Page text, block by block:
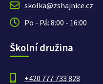
skolka@zshajnice.cz
Po - Pá: 8:00 - 16:00
Školní družina
+420 777 733 828